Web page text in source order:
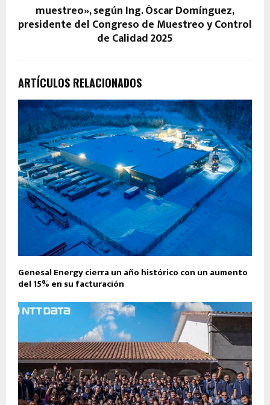
muestreo», según Ing. Óscar Domínguez,
presidente del Congreso de Muestreo y Control
de Calidad 2025
ARTÍCULOS RELACIONADOS
Genesal Energy cierra un año histórico con un aumento
del 15% en su facturación